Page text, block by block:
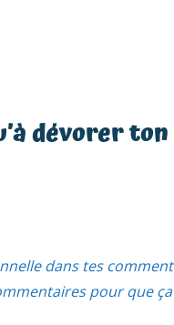
dévorer
dans tes
pour que